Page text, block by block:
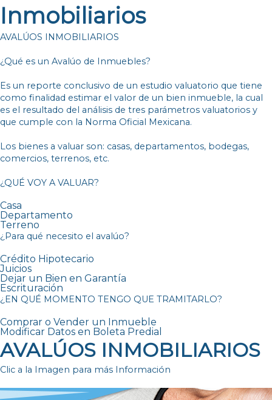
Inmobiliarios
AVALÚOS INMOBILIARIOS
¿Qué es un Avalúo de Inmuebles?
Es un reporte conclusivo de un estudio valuatorio que tiene
como finalidad estimar el valor de un bien inmueble, la cual
es el resultado del análisis de tres parámetros valuatorios y
que cumple con la Norma Oficial Mexicana.
Los bienes a valuar son: casas, departamentos, bodegas,
comercios, terrenos, etc.
¿QUÉ VOY A VALUAR?
Casa
Departamento
Terreno
¿Para qué necesito el avalúo?
Crédito Hipotecario
Juicios
Dejar un Bien en Garantía
Escrituración
¿EN QUÉ MOMENTO TENGO QUE TRAMITARLO?
Comprar o Vender un Inmueble
Modificar Datos en Boleta Predial
AVALÚOS INMOBILIARIOS
Clic a la Imagen para más Información